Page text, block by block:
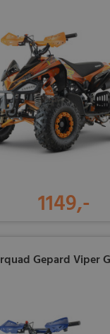
1149,-
Gepard Viper